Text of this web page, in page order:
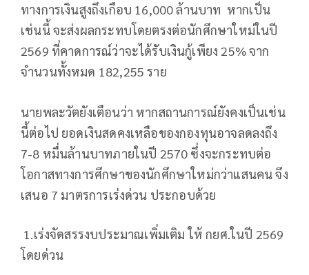
ทางการเงินสูงถึงเกือบ 16,000 ล้านบาท หากเป็น
เช่นนี้ จะส่งผลกระทบโดยตรงต่อนักศึกษาใหม่ในปี
2569 ที่คาดการณ์ว่าจะได้รับเงินกู้เพียง 25% จาก
จำนวนทั้งหมด 182,255 ราย
นายพละวัตยังเตือนว่า หากสถานการณ์ยังคงเป็นเช่น
นี้ต่อไป ยอดเงินสดคงเหลือของกองทุนอาจลดลงถึง
7-8 หมื่นล้านบาทภายในปี 2570 ซึ่งจะกระทบต่อ
โอกาสทางการศึกษาของนักศึกษาใหม่กว่าแสนคน จึง
เสนอ 7 มาตรการเร่งด่วน ประกอบด้วย
1.เร่งจัดสรรงบประมาณเพิ่มเติม ให้ กยศ.ในปี 2569
โดยด่วน